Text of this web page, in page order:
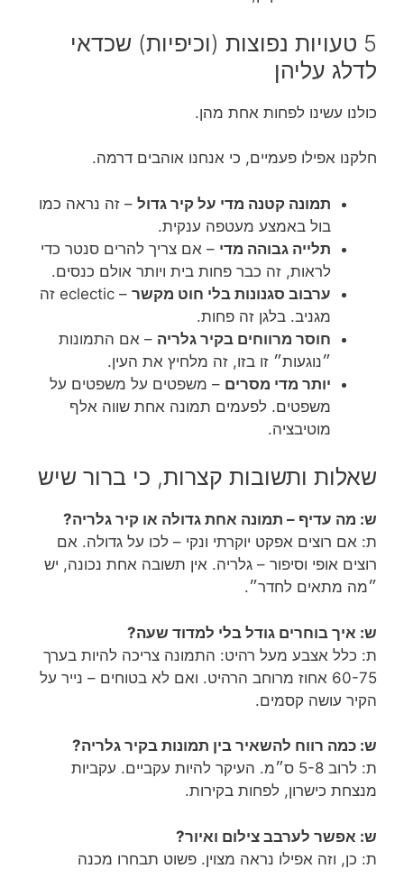
5 טעויות נפוצות (וכיפיות) שכדאי
לדלג עליהן
כולנו עשינו לפחות אחת מהן.
חלקנו אפילו פעמיים, כי אנחנו אוהבים דרמה.
תמונה קטנה מדי על קיר גדול – זה נראה כמו
בול באמצע מעטפה ענקית.
תלייה גבוהה מדי – אם צריך להרים סנטר כדי
לראות, זה כבר פחות בית ויותר אולם כנסים.
ערבוב סגנונות בלי חוט מקשר
– eclectic זה
מגניב. בלגן זה פחות.
חוסר מרווחים בקיר גלריה – אם התמונות
״נוגעות״ זו בזו, זה מלחיץ את העין.
יותר מדי מסרים – משפטים על משפטים על
משפטים. לפעמים תמונה אחת שווה אלף
מוטיבציה.
שאלות ותשובות קצרות, כי ברור שיש
ש: מה עדיף – תמונה אחת גדולה או קיר גלריה?
ת: אם רוצים אפקט יוקרתי ונקי – לכו על גדולה. אם
רוצים אופי וסיפור – גלריה. אין תשובה אחת נכונה, יש
״מה מתאים לחדר״.
ש: איך בוחרים גודל בלי למדוד שעה?
ת: כלל אצבע מעל רהיט: התמונה צריכה להיות בערך
60-75 אחוז מרוחב הרהיט. ואם לא בטוחים – נייר על
הקיר עושה קסמים.
ש: כמה רווח להשאיר בין תמונות בקיר גלריה?
ת: לרוב 5-8 ס״מ. העיקר להיות עקביים. עקביות
מנצחת כישרון, לפחות בקירות.
ש: אפשר לערבב צילום ואיור?
ת: כן, וזה אפילו נראה מצוין. פשוט תבחרו מכנה